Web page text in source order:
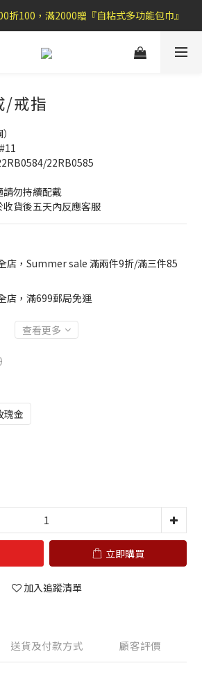
折100，滿2000贈『自粘式多功能包巾』
折100，滿2000贈『自粘式多功能包巾』
免運費，滿990便利商店免運
折100，滿2000贈『自粘式多功能包巾』
/戒指
22RB0585
勿持續配戴
貨後五天內反應客服
店，Summer sale 滿兩件9折/滿三件85
店，滿699郵局免運
查看更多
瑰金
立即購買
加入追蹤清單
送貨及付款方式 顧客評價